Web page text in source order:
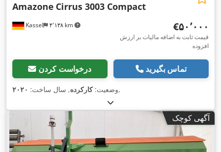
Kassel ۴٬۱۳۸ km
Amazone Cirrus 3003 Compact
‎€۵۰٬۰۰۰
قیمت ثابت به اضافه مالیات بر ارزش
افزوده
درخواست کردن تماس بگیرید
وضعیت:کارکرده, سال ساخت: ۲۰۲۰ ,
آگهی کوچک